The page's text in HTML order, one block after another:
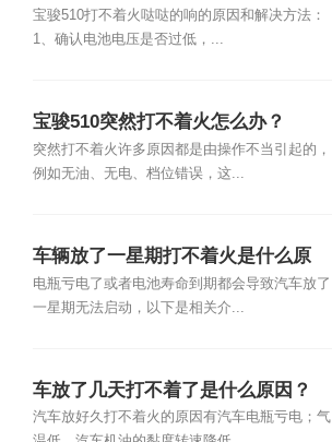
宝骏510打不着火哒哒的响的原因和解决方法：
1、确认电池电压是否过低，...
宝骏510突然打不着火怎么办？
突然打不着火许多原因都是由操作不当引起的，
例如无油、无电、档位错误，这...
车辆放了一星期打不着火是什么原
因？
电瓶亏电了或者电池寿命到期都会导致汽车放了
一星期无法启动，以下是相关介...
车放了几天打不着了是什么原因？
汽车放好久打不着火的原因有汽车电瓶亏电；气